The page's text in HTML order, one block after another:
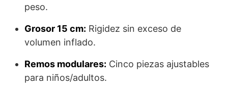
peso.
Grosor 15 cm: Rigidez sin exceso de
volumen inflado.
Remos modulares: Cinco piezas ajustables
para niños/adultos.